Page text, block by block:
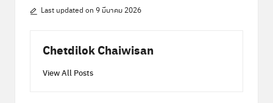
Last updated on 9 มีนาคม 2026
Chetdilok Chaiwisan
View All Posts